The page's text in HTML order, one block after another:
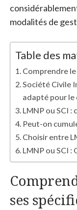
modalités de
Table des
Comprendre
Société Civile
adapté pour le
LMNP ou SCI
Peut-on
Choisir entre
LMNP ou SCI
ses